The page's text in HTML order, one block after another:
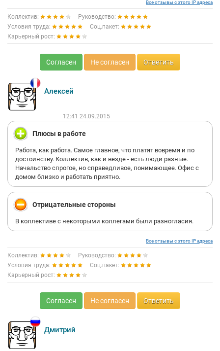
Все отзывы с этого IP адреса
Коллектив:
Руководство:
Условия труда:
Соц.пакет:
Карьерный рост:
Согласен Не согласен Ответить
Алексей
12:41 24.09.2015
Плюсы в работе
Работа, как работа. Самое главное, что платят вовремя и по
достоинству. Коллектив, как и везде - есть люди разные.
Начальство спрогое, но справедливое, понимающее. Офис с
домом близко и работать приятно.
Отрицательные стороны
В коллективе с некоторыми коллегами были разногласия.
Все отзывы с этого IP адреса
Коллектив:
Руководство:
Условия труда:
Соц.пакет:
Карьерный рост:
Согласен Не согласен Ответить
Дмитрий